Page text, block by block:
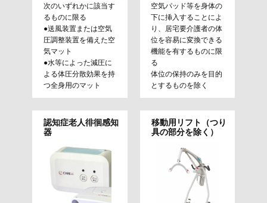
次のいずれかに該当す
るものに限る
●送風装置または空気
圧調整装置を備えた空
気マット
●水等によった減圧に
よる体圧分散効果を持
つ全身用のマット
空気パッド等を身体の
下に挿入することによ
り、居宅要介護者の体
位を容易に変換できる
機能を有するものに限
る
体位の保持のみを目的
とするものを除く
認知症老人徘徊感知
器
移動用リフト（つり
具の部分を除く）